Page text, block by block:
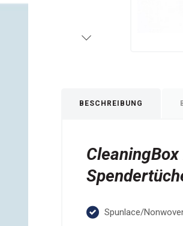
BESCHREIBUNG
Spunlace/